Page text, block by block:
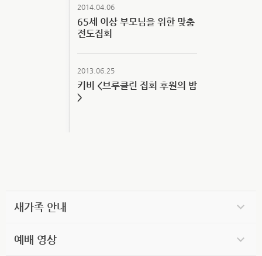
2014.04.06
65세 이상 부모님을 위한 맞춤
전도집회
2013.06.25
키비 <브루클린 집회 후원의 밤
>
새가족 안내
예배 영상